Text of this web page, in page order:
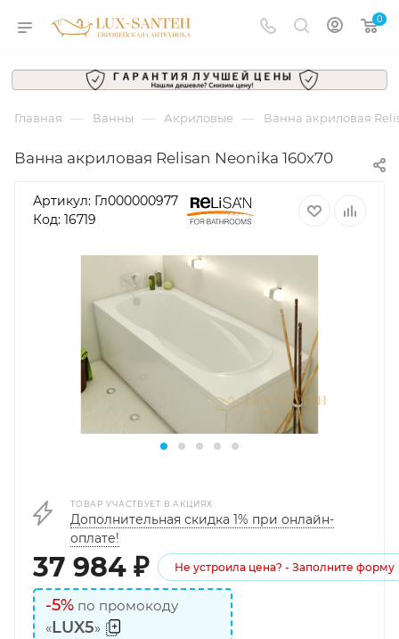
0
Главная — Ванны — Акриловые — Ванна акриловая
Ванна акриловая Relisan Neonika 160x70
Артикул: Гл000000977
Код: 16719
ТОВАР УЧАСТВУЕТ В АКЦИЯХ
Дополнительная скидка 1% при онлайн-
оплате!
37 984 ₽ Не устроила цена? - Заполните форму
-5% по промокоду
«LUX5»